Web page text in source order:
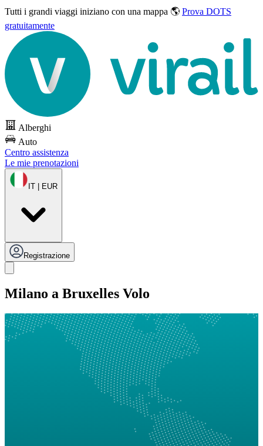
Tutti i grandi viaggi iniziano con una mappa 🌎 Prova DOTS
gratuitamente
Alberghi
Auto
Centro assistenza
Le mie prenotazioni
IT | EUR
Registrazione
Milano a Bruxelles Volo